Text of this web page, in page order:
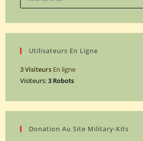
Utilisateurs En Ligne
3 Visiteurs En ligne
Visiteurs:3 Robots
Donation Au Site Military-Kits